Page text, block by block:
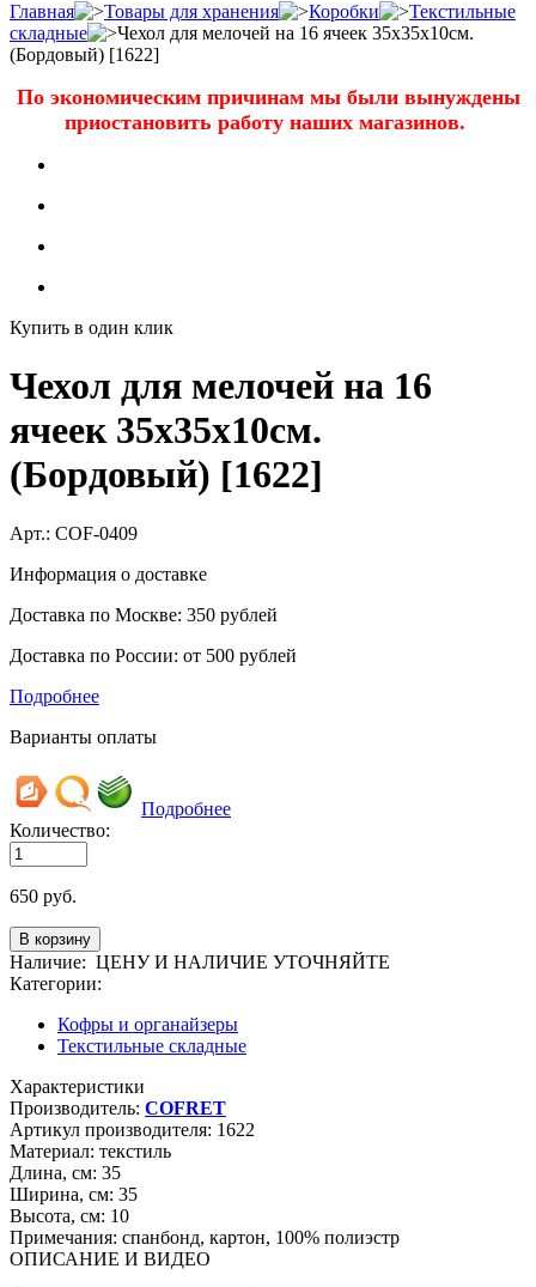
Главная Товары для хранения Коробки
Текстильные
складные
Чехол для мелочей на 16 ячеек 35х35х10см.
(Бордовый) [1622]
По экономическим причинам мы были вынуждены
приостановить работу наших магазинов.
Купить в один клик
Чехол для мелочей на 16
ячеек 35х35х10см.
(Бордовый) [1622]
Арт.: COF-0409
Информация о доставке
Доставка по Москве: 350 рублей
Доставка по России: от 500 рублей
Подробнее
Варианты оплаты
Подробнее
Количество:
650 руб.
Наличие: ЦЕНУ И НАЛИЧИЕ УТОЧНЯЙТЕ
Категории:
Кофры и органайзеры
Текстильные складные
Характеристики
Производитель: COFRET
Артикул производителя: 1622
Материал: текстиль
Длина, см: 35
Ширина, см: 35
Высота, см: 10
Примечания: спанбонд, картон, 100% полиэстр
ОПИСАНИЕ И ВИДЕО